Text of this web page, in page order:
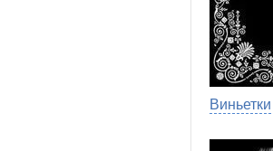
Виньетки